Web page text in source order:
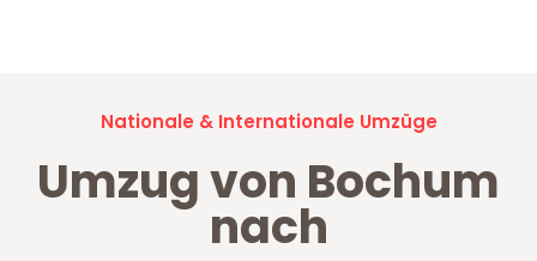
Nationale & Internationale Umzüge
Umzug von Bochum
nach